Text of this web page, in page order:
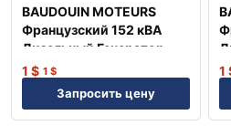
BAUDOUIN MOTEURS
Французский 152 кВА
Дизельный Генератор
TJ150BD
1 $ 1 $
Запросить цену
1